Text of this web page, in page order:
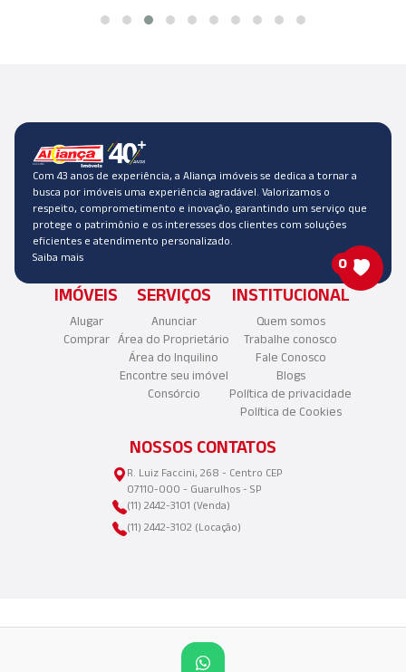
Com 43 anos de experiência, a Aliança imóveis se dedica a tornar a
busca por imóveis uma experiência agradável. Valorizamos o
respeito, comprometimento e inovação, garantindo um serviço que
protege o patrimônio e os interesses dos clientes com soluções
eficientes e atendimento personalizado.
Saiba mais
IMÓVEIS
Alugar
Comprar
SERVIÇOS
Anunciar
Área do Proprietário
Área do Inquilino
Encontre seu imóvel
Consórcio
INSTITUCIONAL
Quem somos
Trabalhe conosco
Fale Conosco
Blogs
Política de privacidade
Política de Cookies
NOSSOS CONTATOS
R. Luiz Faccini, 268 - Centro CEP
07110-000 - Guarulhos - SP
(11) 2442-3101 (Venda)
(11) 2442-3102 (Locação)
©2025 Copyright - Aliança Imóveis LTDA | CNPJ:
0